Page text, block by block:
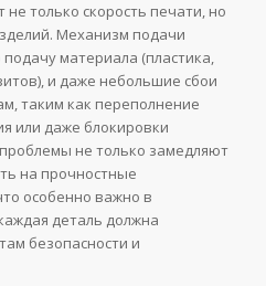
только скорость печати, но
Механизм подачи
материала (пластика,
и даже небольшие сбои
таким как переполнение
или даже блокировки
не только замедляют
на прочностные
особенно важно в
деталь должна
безопасности и